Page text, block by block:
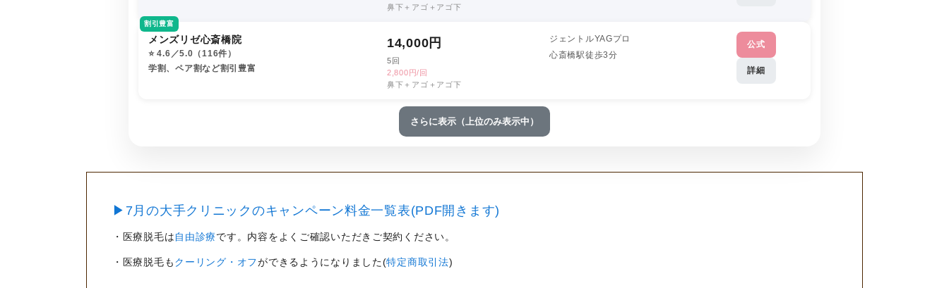
鼻下＋アゴ＋アゴ下
割引豊富
メンズリゼ心斎橋院
⭐️ 4.6／5.0（116件）
学割、ペア割など割引豊富
14,000 円
5回
2,800円/回
鼻下＋アゴ＋アゴ下
ジェントルYAGプロ
心斎橋駅徒歩3分
公式
詳細
さらに表示（上位のみ表示中）
▶7月の大手クリニックのキャンペーン料金一覧表(PDF開きます)
・医療脱毛は自由診療です。内容をよくご確認いただきご契約ください。
・医療脱毛もクーリング・オフができるようになりました(特定商取引法)